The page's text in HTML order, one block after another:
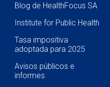
Blog de HealthFocus SA
Institute for Public Health
Tasa impositiva
adoptada para 2025
Avisos públicos e
informes